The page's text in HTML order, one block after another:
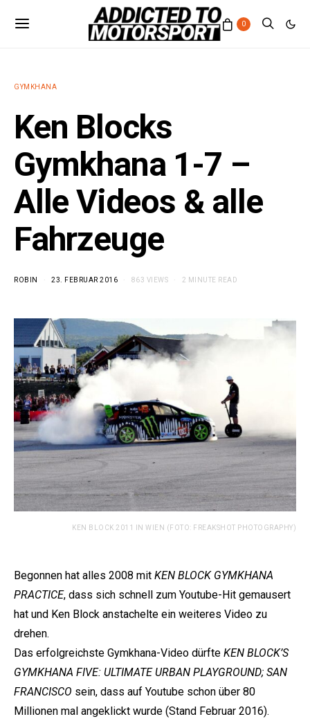
0
GYMKHANA
Ken Blocks
Gymkhana 1-7 –
Alle Videos & alle
Fahrzeuge
ROBIN 23. FEBRUAR 2016 863 VIEWS 2 MINUTE READ
KEN BLOCK 2011 IN WIEN (FOTO: FREAKSHOT PHOTOGRAPHY)
Begonnen hat alles 2008 mit KEN BLOCK GYMKHANA
PRACTICE, dass sich schnell zum Youtube-Hit gemausert
hat und Ken Block anstachelte ein weiteres Video zu
drehen.
Das erfolgreichste Gymkhana-Video dürfte KEN BLOCK’S
GYMKHANA FIVE: ULTIMATE URBAN PLAYGROUND; SAN
FRANCISCO sein, dass auf Youtube schon über 80
Millionen mal angeklickt wurde (Stand Februar 2016).